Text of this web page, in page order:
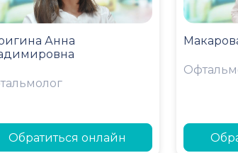
Анна
Обратиться онлайн